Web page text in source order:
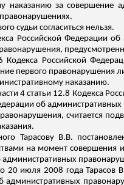
наказанию за совершение
судьи согласиться нельзя.
Российской Федерации
Российской
первого правонарушения
наказанию.
4 статьи 12.8 Кодекса
об
считается
Тарасову В.В.
на момент совершения
20 июля 2008 года
административных